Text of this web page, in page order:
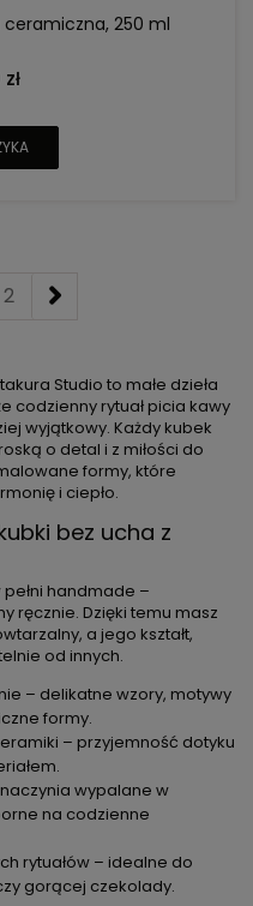
ceramiczna, 250 ml
2
Studio to małe dzieła
codzienny rytuał picia kawy
wyjątkowy. Każdy kubek
o detal i z miłości do
formy, które
i ciepło.
bez ucha z
handmade –
ręcznie. Dzięki temu masz
a jego kształt,
od innych.
– delikatne wzory, motywy
formy.
– przyjemność dotyku
wypalane w
na codzienne
rytuałów – idealne do
gorącej czekolady.